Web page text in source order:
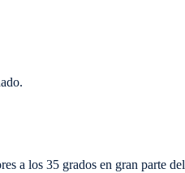
a los 35 grados en gran parte del